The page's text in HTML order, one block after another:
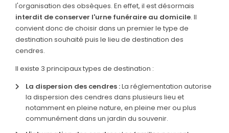
PRÉVOIR SES OBSÈQUES
SERVICES & ARTICLES
Livraison de plaques
Nos capitons funéraires
ESPACE FAMILLE
l'organisation des obsèques. En effet, il est désormais
interdit de conserver l'urne funéraire au domicile. Il
convient donc de choisir dans un premier le type de
destination souhaité puis le lieu de destination des
cendres.
Il existe 3 principaux types de destination :
La dispersion des cendres :La réglementation autorise
la dispersion des cendres dans plusieurs lieu et
notamment en pleine nature, en pleine mer ou plus
communément dans un jardin du souvenir.